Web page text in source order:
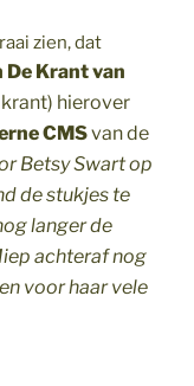
zien, dat
Krant van
krant) hierover
CMSvan de
Betsy Swart op
de stukjes te
langer de
achteraf nog
voor haar vele